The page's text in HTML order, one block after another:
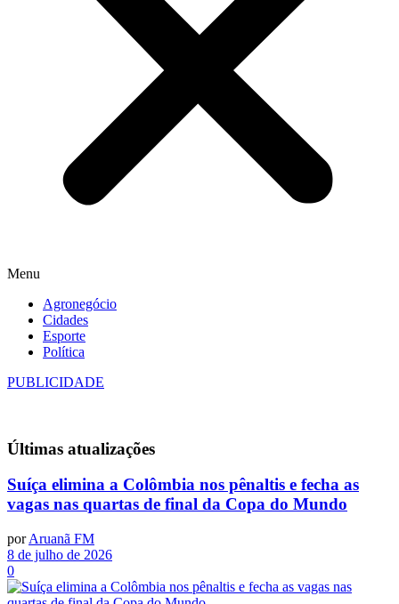
Menu
Agronegócio
Cidades
Esporte
Política
PUBLICIDADE
Últimas atualizações
Suíça elimina a Colômbia nos pênaltis e fecha as
vagas nas quartas de final da Copa do Mundo
por Aruanã FM
8 de julho de 2026
0